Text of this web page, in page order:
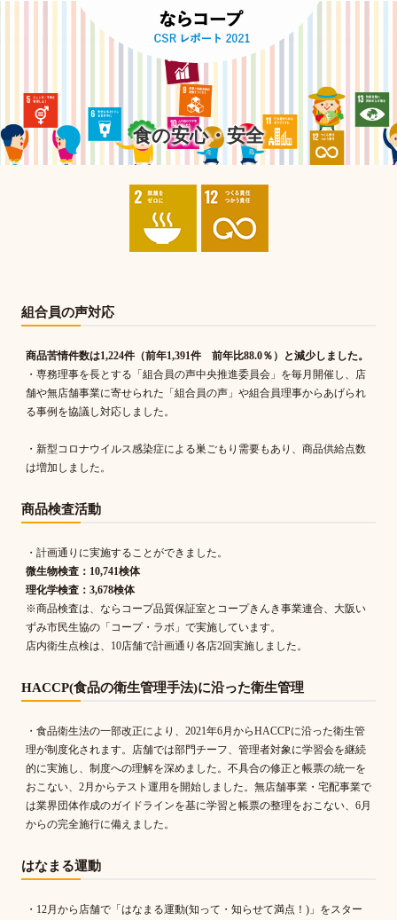
食の安心・安全
組合員の声対応
商品苦情件数は1,224件（前年1,391件 前年比88.0％）と減少しました。
・専務理事を長とする「組合員の声中央推進委員会」を毎月開催し、店
舗や無店舗事業に寄せられた「組合員の声」や組合員理事からあげられ
る事例を協議し対応しました。
・新型コロナウイルス感染症による巣ごもり需要もあり、商品供給点数
は増加しました。
商品検査活動
・計画通りに実施することができました。
微生物検査：10,741検体
理化学検査：3,678検体
※商品検査は、ならコープ品質保証室とコープきんき事業連合、大阪い
ずみ市民生協の「コープ・ラボ」で実施しています。
店内衛生点検は、10店舗で計画通り各店2回実施しました。
HACCP(食品の衛生管理手法)に沿った衛生管理
・食品衛生法の一部改正により、2021年6月からHACCPに沿った衛生管
理が制度化されます。店舗では部門チーフ、管理者対象に学習会を継続
的に実施し、制度への理解を深めました。不具合の修正と帳票の統一を
おこない、2月からテスト運用を開始しました。無店舗事業・宅配事業で
は業界団体作成のガイドラインを基に学習と帳票の整理をおこない、6月
からの完全施行に備えました。
はなまる運動
・12月から店舗で「はなまる運動(知って・知らせて満点！)」をスター